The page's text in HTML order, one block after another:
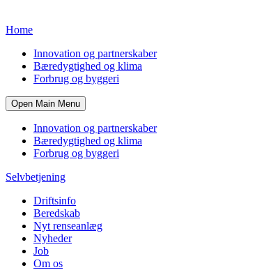
Home
Innovation og partnerskaber
Bæredygtighed og klima
Forbrug og byggeri
Open Main Menu
Innovation og partnerskaber
Bæredygtighed og klima
Forbrug og byggeri
Selvbetjening
Driftsinfo
Beredskab
Nyt renseanlæg
Nyheder
Job
Om os